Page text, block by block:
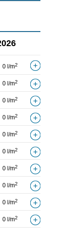
0 l/m2
0 l/m2
0 l/m2
0 l/m2
0 l/m2
0 l/m2
0 l/m2
0 l/m2
0 l/m2
0 l/m2